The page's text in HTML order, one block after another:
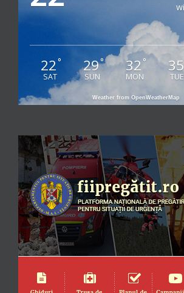
22°
SAT
29°
SUN
32°
MON
35
TUE
Weather from OpenWeatherMap